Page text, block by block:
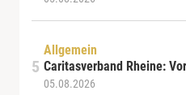
Allgemein
Caritasverband Rheine:
05.08.2026